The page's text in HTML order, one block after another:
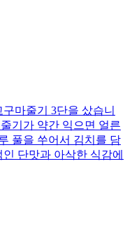
마줄기 3단을 샀습니
기가 약간 익으면 얼른
풀을 쑤어서 김치를 담
단맛과 아삭한 식감에